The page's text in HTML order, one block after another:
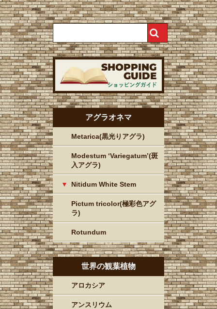
アグラオネマ
Metarica(黒光りアグラ)
Modestum ‘Variegatum’(斑
入アグラ)
Nitidum White Stem
Pictum tricolor(極彩色アグ
ラ)
Rotundum
世界の観葉植物
アロカシア
アンスリウム